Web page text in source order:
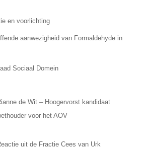
en voorlichting
aanwezigheid van Formaldehyde in
Sociaal Domein
de Wit – Hoogervorst kandidaat
voor het AOV
uit de Fractie Cees van Urk